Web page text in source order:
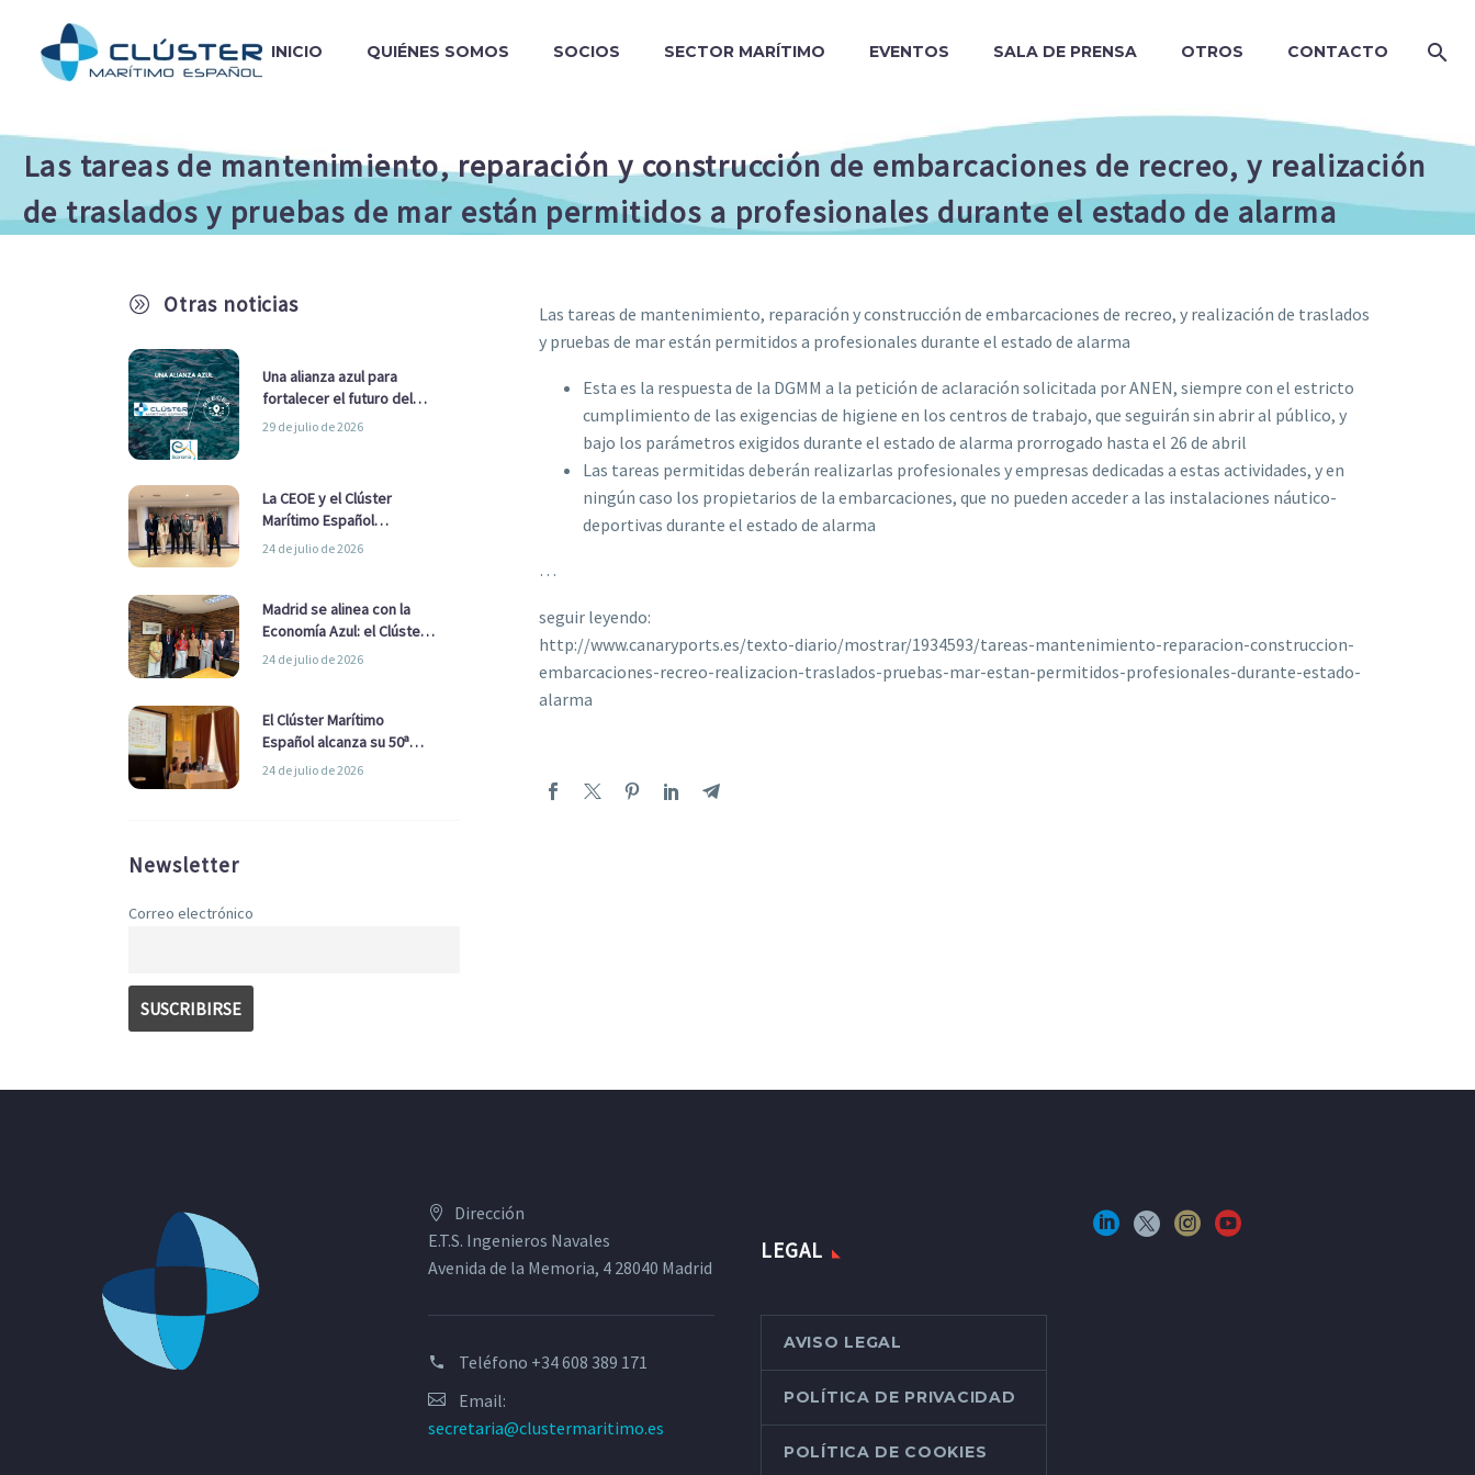
INICIO QUIÉNES SOMOS SOCIOS SECTOR MARÍTIMO EVENTOS SALA DE PRENSA OTROS CONTACTO
Las tareas de mantenimiento, reparación y construcción de embarcaciones de recreo, y realización
de traslados y pruebas de mar están permitidos a profesionales durante el estado de alarma
A Otras noticias
Una alianza azul para
fortalecer el futuro del
sector marítimo
29 de julio de 2026
La CEOE y el Clúster
Marítimo Español
refuerzan su alianza para
24 de julio de 2026
Madrid se alinea con la
Economía Azul: el Clúster
Marítimo Español y la Real
Ayuntamiento
24 de julio de 2026
El Clúster Marítimo
Español alcanza su 50ª
Asamblea reafirmando su
24 de julio de 2026
Newsletter
Correo electrónico
Las tareas de mantenimiento, reparación y construcción de embarcaciones de recreo, y realización de traslados
y pruebas de mar están permitidos a profesionales durante el estado de alarma
Esta es la respuesta de la DGMM a la petición de aclaración solicitada por ANEN, siempre con el estricto
cumplimiento de las exigencias de higiene en los centros de trabajo, que seguirán sin abrir al público, y
bajo los parámetros exigidos durante el estado de alarma prorrogado hasta el 26 de abril
Las tareas permitidas deberán realizarlas profesionales y empresas dedicadas a estas actividades, y en
ningún caso los propietarios de la embarcaciones, que no pueden acceder a las instalaciones náutico-
deportivas durante el estado de alarma
…
seguir leyendo:
http://www.canaryports.es/texto-diario/mostrar/1934593/tareas-mantenimiento-reparacion-construccion-
embarcaciones-recreo-realizacion-traslados-pruebas-mar-estan-permitidos-profesionales-durante-estado-
alarma
Dirección
E.T.S. Ingenieros Navales
Avenida de la Memoria, 4 28040 Madrid
Teléfono +34 608 389 171
Email:
secretaria@clustermaritimo.es
LEGAL
AVISO LEGAL
POLÍTICA DE PRIVACIDAD
POLÍTICA DE COOKIES